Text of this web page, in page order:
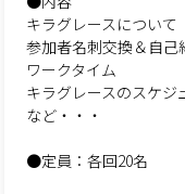
キラグレースについて
参加者名刺交換＆自己
ワークタイム
キラグレースのスケジ
など・・・
●定員：各回20名